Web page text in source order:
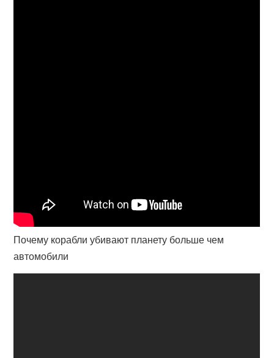
Почему корабли убивают планету больше чем
автомобили